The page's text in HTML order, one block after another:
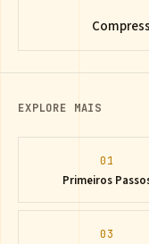
EXPLORE MAIS
01
Primeiros
03